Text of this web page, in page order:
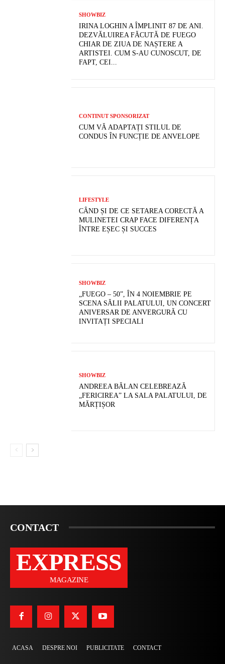
SHOWBIZ
IRINA LOGHIN A ÎMPLINIT 87 DE ANI.
DEZVĂLUIREA FĂCUTĂ DE FUEGO
CHIAR DE ZIUA DE NAȘTERE A
ARTISTEI. CUM S-AU CUNOSCUT, DE
FAPT, CEI...
CONTINUT SPONSORIZAT
CUM VĂ ADAPTAȚI STILUL DE
CONDUS ÎN FUNCȚIE DE ANVELOPE
LIFESTYLE
CÂND ȘI DE CE SETAREA CORECTĂ A
MULINETEI CRAP FACE DIFERENȚA
ÎNTRE EȘEC ȘI SUCCES
SHOWBIZ
„FUEGO – 50”, ÎN 4 NOIEMBRIE PE
SCENA SĂLII PALATULUI, UN CONCERT
ANIVERSAR DE ANVERGURĂ CU
INVITAȚI SPECIALI
SHOWBIZ
ANDREEA BĂLAN CELEBREAZĂ
„FERICIREA” LA SALA PALATULUI, DE
MĂRȚIȘOR
CONTACT
EXPRESS
MAGAZINE
ACASA DESPRE NOI PUBLICITATE CONTACT